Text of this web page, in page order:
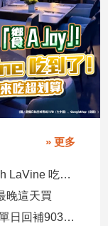
» 更多
郭泓志訂不到的「饗 A Joy」！Zach LaVine 吃到了！ 網笑：運動員來吃超划算
晚這天買
台股強彈1250點！外資歷來第三大單日回補903億 ETF反彈